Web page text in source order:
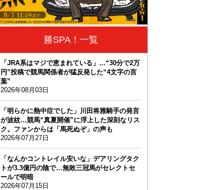
勝SPA！一覧
「JRA系はマジで恵まれている」…“30分で2万
円”投稿で競馬関係者が猛反発した“4文字の言
葉”
2026年08月03日
「明らかに熱中症でした」川田将雅騎手の発言
が波紋…競馬“真夏開催”に浮上した深刻なリス
ク。ファンからは「馬死ぬぞ」の声も
2026年07月27日
「なんかコントレイル安いな」デアリングタク
トが3.3億円の陰で…無敗三冠馬がセレクトセ
ールで明暗
2026年07月15日